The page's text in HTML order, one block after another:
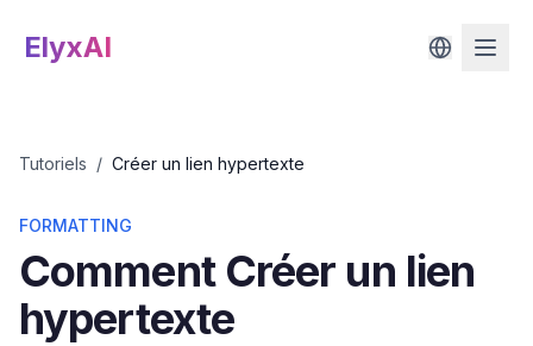
ElyxAI
Tutoriels / Créer un lien hypertexte
FORMATTING
Comment Créer un lien
hypertexte